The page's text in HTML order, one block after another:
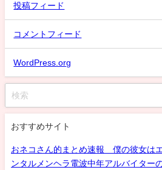
投稿フィード
コメントフィード
WordPress.org
おすすめサイト
おネコさん的まとめ速報 僕の彼女は
ンタルメンヘラ電波中年アルバイター